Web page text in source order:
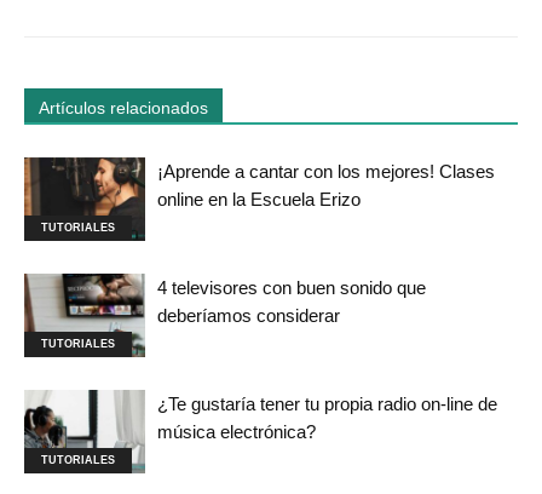
Artículos relacionados
TUTORIALES
¡Aprende a cantar con los mejores! Clases
online en la Escuela Erizo
TUTORIALES
4 televisores con buen sonido que
deberíamos considerar
TUTORIALES
¿Te gustaría tener tu propia radio on-line de
música electrónica?